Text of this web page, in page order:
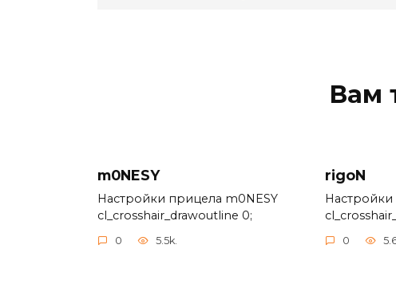
Вам
m0NESY
Настройки прицела m0NESY
cl_crosshair_drawoutline 0;
0 5.5k.
rigoN
0